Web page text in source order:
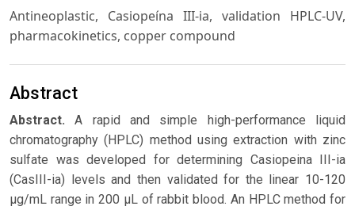
Antineoplastic, Casiopeína III-ia, validation HPLC-UV,
pharmacokinetics, copper compound
Abstract
Abstract. A rapid and simple high-performance liquid
chromatography (HPLC) method using extraction with zinc
sulfate was developed for determining Casiopeina III-ia
(CasIII-ia) levels and then validated for the linear 10-120
µg/mL range in 200 µL of rabbit blood. An HPLC method for